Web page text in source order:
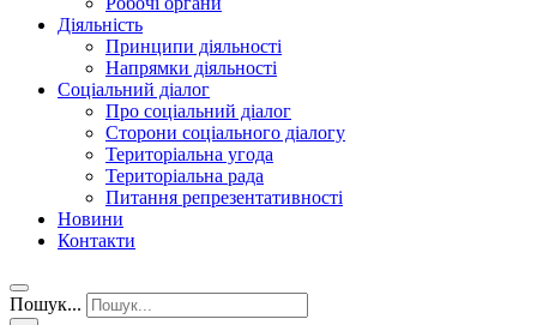
Діяльність
Принципи діяльності
Напрямки діяльності
Соціальний діалог
Про соціальний діалог
Сторони соціального діалогу
Територіальна угода
Територіальна рада
Питання репрезентативності
Новини
Контакти
Пошук...